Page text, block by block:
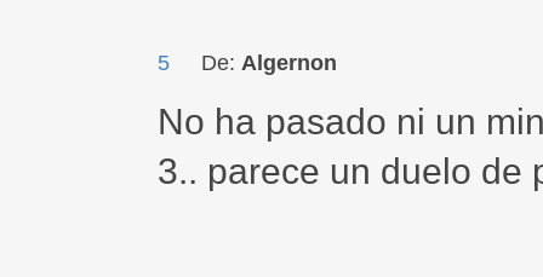
5 De: Algernon
No ha pasado ni un
3.. parece un duelo de